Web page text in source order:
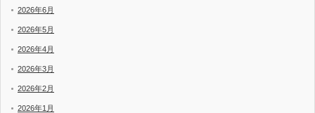
2026年6月
2026年5月
2026年4月
2026年3月
2026年2月
2026年1月